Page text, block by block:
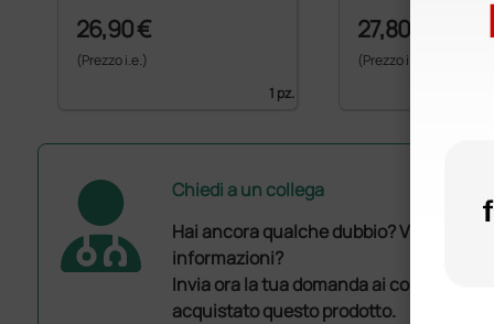
26,90 €
(Prezzo i.e.)
1 pz.
27,80 €
(Prezzo i.e.)
Chiedi a un collega
Hai ancora qualche dubbio? Vuoi
informazioni?
Invia ora la tua domanda ai colleghi che
acquistato questo prodotto.